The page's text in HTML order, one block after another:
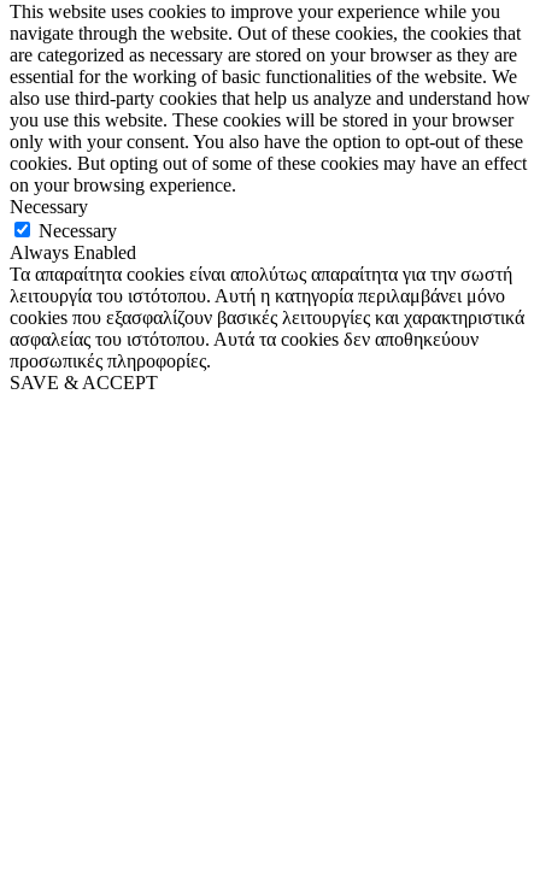
This website uses cookies to improve your experience while you
navigate through the website. Out of these cookies, the cookies that
are categorized as necessary are stored on your browser as they are
essential for the working of basic functionalities of the website. We
also use third-party cookies that help us analyze and understand how
you use this website. These cookies will be stored in your browser
only with your consent. You also have the option to opt-out of these
cookies. But opting out of some of these cookies may have an effect
on your browsing experience.
Necessary
Necessary
Always Enabled
Τα απαραίτητα cookies είναι απολύτως απαραίτητα για την σωστή
λειτουργία του ιστότοπου. Αυτή η κατηγορία περιλαμβάνει μόνο
cookies που εξασφαλίζουν βασικές λειτουργίες και χαρακτηριστικά
ασφαλείας του ιστότοπου. Αυτά τα cookies δεν αποθηκεύουν
προσωπικές πληροφορίες.
SAVE & ACCEPT